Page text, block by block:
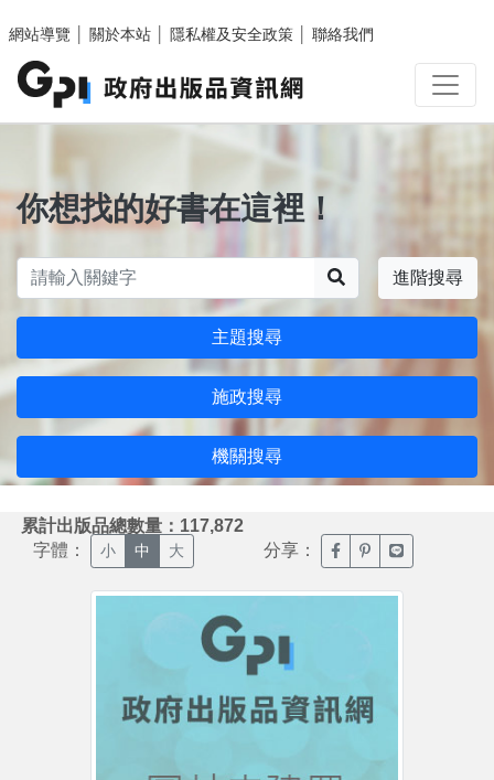
網站導覽
關於本站 隱私權及安全政策 聯絡我們
你想找的好書在這裡！
進階搜尋
主題搜尋
施政搜尋
機關搜尋
累計出版品總數量：117,872
字體： 小 中 大 分享： 臉書分享(另開新視窗)
噗浪分享(另開新
Line分享(另